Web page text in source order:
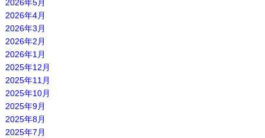
2026年5月
2026年4月
2026年3月
2026年2月
2026年1月
2025年12月
2025年11月
2025年10月
2025年9月
2025年8月
2025年7月